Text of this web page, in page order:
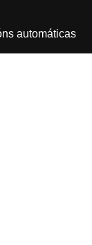
automáticas